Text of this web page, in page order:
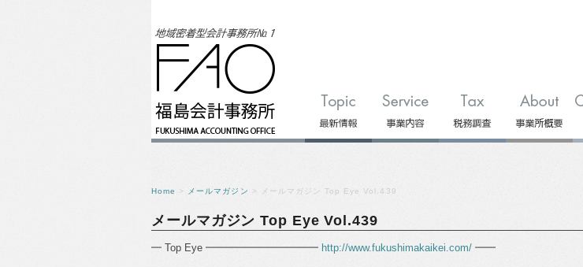
Home > メールマガジン > メールマガジン Top Eye Vol.439
メールマガジン Top Eye Vol.439
━ Top Eye ━━━━━━━━━━━ http://www.fukushimakaikei.com/ ━━